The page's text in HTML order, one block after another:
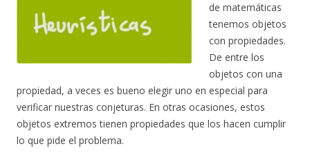
de matemáticas
tenemos objetos
con propiedades.
De entre los
objetos con una
propiedad, a veces es bueno elegir uno en especial para
verificar nuestras conjeturas. En otras ocasiones, estos
objetos extremos tienen propiedades que los hacen cumplir
lo que pide el problema.